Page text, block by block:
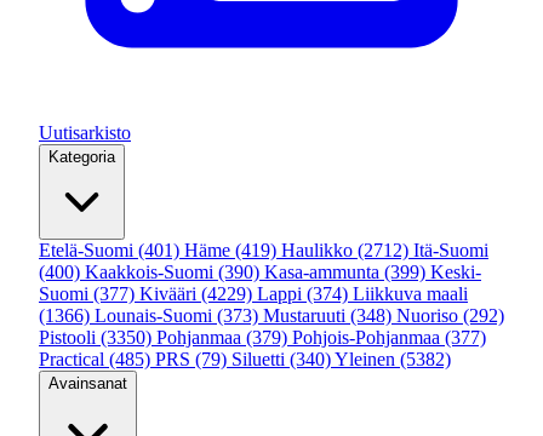
Uutisarkisto
Kategoria
Etelä-Suomi (401) Häme (419) Haulikko (2712) Itä-Suomi
(400) Kaakkois-Suomi (390) Kasa-ammunta (399) Keski-
Suomi (377) Kivääri (4229) Lappi (374) Liikkuva maali
(1366) Lounais-Suomi (373) Mustaruuti (348) Nuoriso (292)
Pistooli (3350) Pohjanmaa (379) Pohjois-Pohjanmaa (377)
Practical (485) PRS (79) Siluetti (340)Yleinen (5382)
Avainsanat